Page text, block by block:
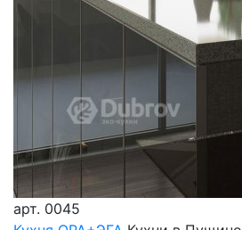
арт. 0045